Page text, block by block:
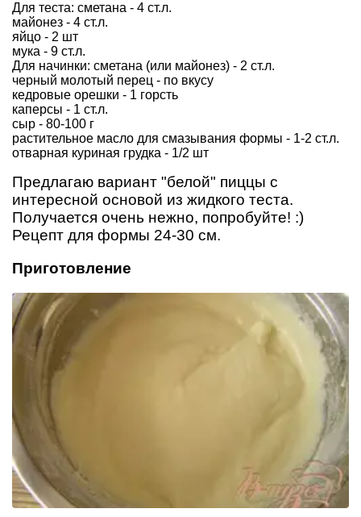
Для теста: сметана - 4 ст.л.
майонез - 4 ст.л.
яйцо - 2 шт
мука - 9 ст.л.
Для начинки: сметана (или майонез) - 2 ст.л.
черный молотый перец - по вкусу
кедровые орешки - 1 горсть
каперсы - 1 ст.л.
сыр - 80-100 г
растительное масло для смазывания формы - 1-2 ст.л.
отварная куриная грудка - 1/2 шт
Предлагаю вариант "белой" пиццы с
интересной основой из жидкого теста.
Получается очень нежно, попробуйте! :)
Рецепт для формы 24-30 см.
Приготовление